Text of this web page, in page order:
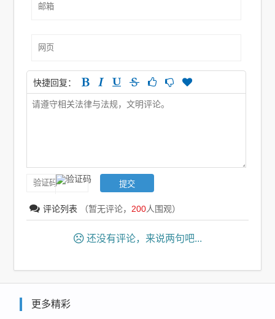
快捷回复：
评论列表 （暂无评论， 200人围观）
还没有评论，来说两句吧...
更多精彩